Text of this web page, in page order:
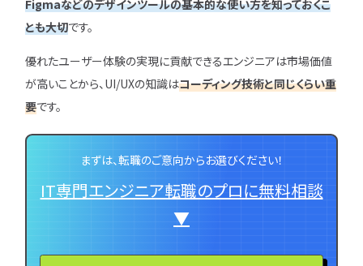
Figmaなどのデザインツールの基本的な使い方を知っておくこ
とも大切です。
優れたユーザー体験の実現に貢献できるエンジニアは市場価値
が高いことから、UI/UXの知識はコーディング技術と同じくらい重
要です。
まずは、転職のご意向からお選びください！
IT専門エンジニア転職のプロに無料相談
▼